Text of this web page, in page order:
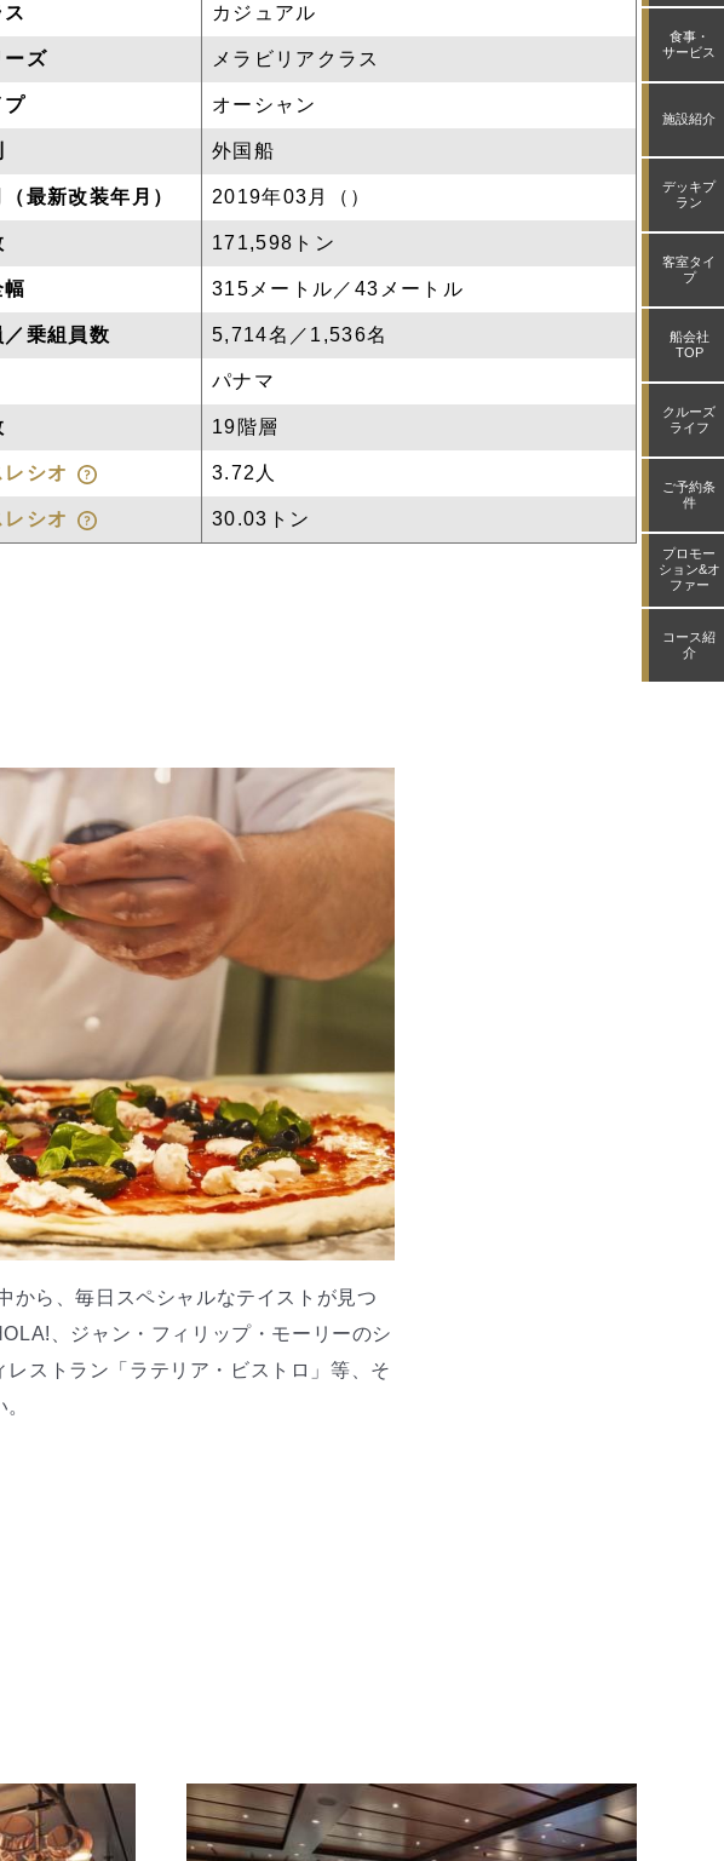
食事・
サービス
施設紹介
デッキプ
ラン
客室タイ
プ
船会社
TOP
クルーズ
ライフ
ご予約条
件
プロモー
ション&オ
ファー
コース紹
介
カジュアル
ーズ メラビリアクラス
プ オーシャン
外国船
最新改装年月） 2019年03月（）
171,598トン
幅 315メートル／43メートル
乗組員数 5,714名／1,536名
パナマ
19階層
シオ 3.72人
レシオ 30.03トン
から、毎日スペシャルなテイストが見つ
、ジャン・フィリップ・モーリーのシ
ストラン「ラテリア・ビストロ」等、そ